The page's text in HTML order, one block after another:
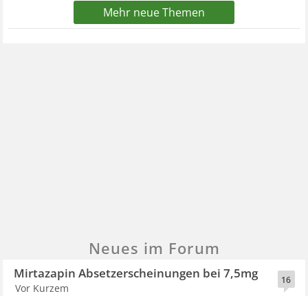
Mehr neue Themen
Neues im Forum
16
Mirtazapin Absetzerscheinungen bei 7,5mg
Vor Kurzem